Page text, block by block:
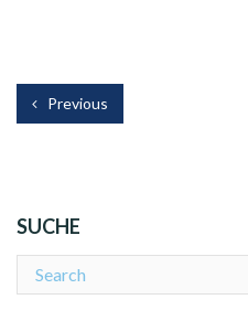
Previous
SUCHE